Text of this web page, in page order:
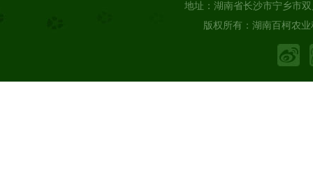
地址：湖南省长沙市宁乡市
版权所有：湖南百柯农